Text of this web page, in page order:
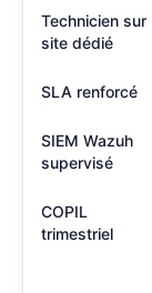
Technicien sur
site dédié
SLA renforcé
SIEM Wazuh
supervisé
COPIL
trimestriel